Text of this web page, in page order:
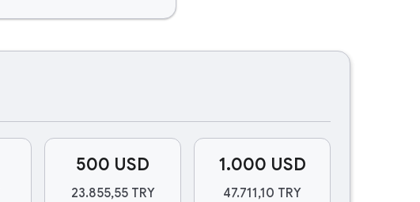
500 USD
23.855,55 TRY
1.000 USD
47.711,10 TRY